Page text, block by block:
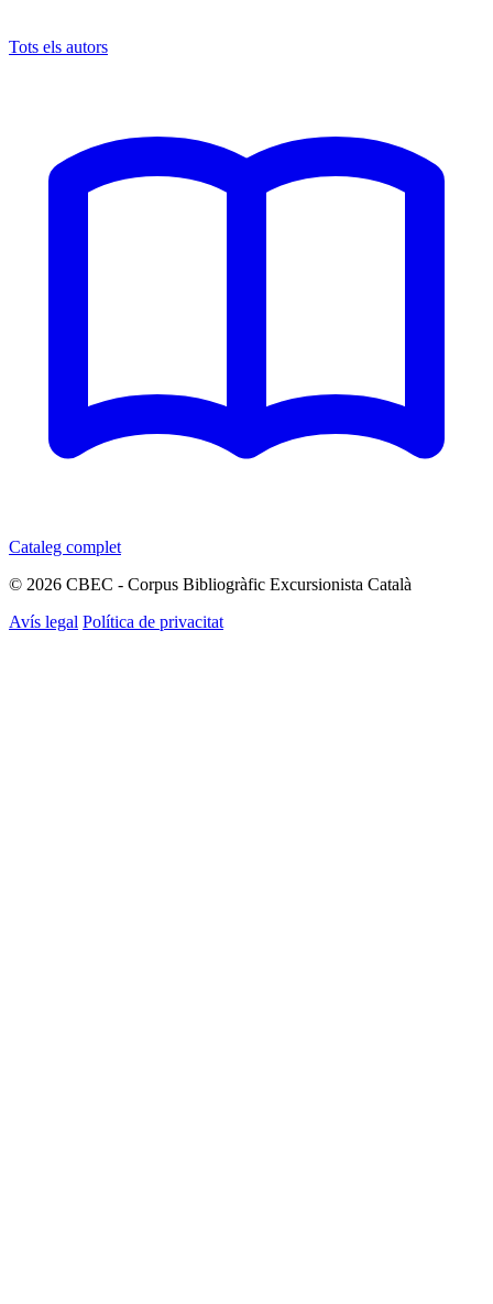
Tots els autors
Cataleg complet
© 2026 CBEC - Corpus Bibliogràfic Excursionista Català
Avís legal Política de privacitat